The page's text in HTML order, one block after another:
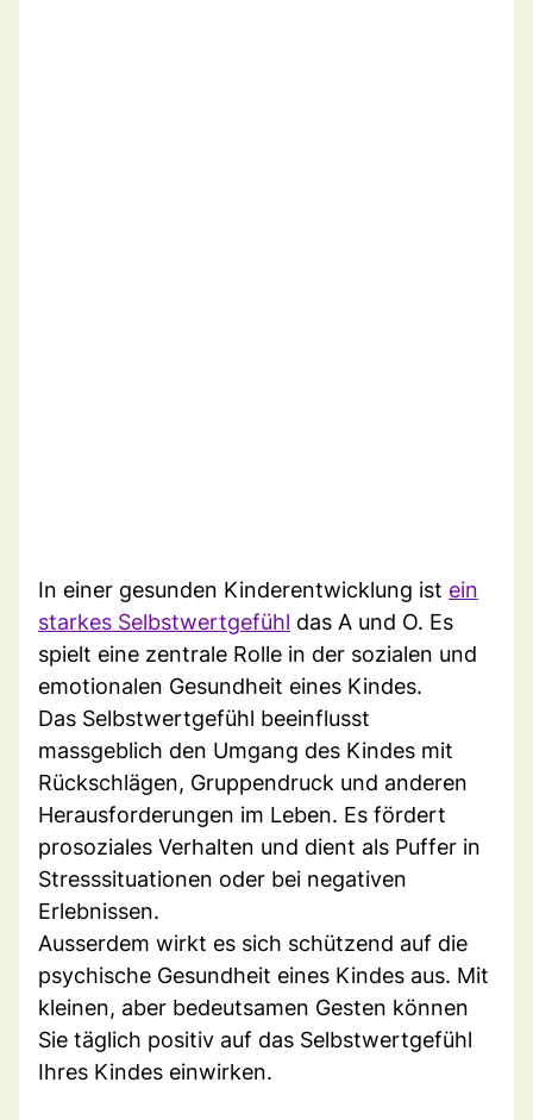
In einer gesunden Kinderentwicklung ist ein
starkes Selbstwertgefühl das A und O. Es
spielt eine zentrale Rolle in der sozialen und
emotionalen Gesundheit eines Kindes.
Das Selbstwertgefühl beeinflusst
massgeblich den Umgang des Kindes mit
Rückschlägen, Gruppendruck und anderen
Herausforderungen im Leben. Es fördert
prosoziales Verhalten und dient als Puffer in
Stresssituationen oder bei negativen
Erlebnissen.
Ausserdem wirkt es sich schützend auf die
psychische Gesundheit eines Kindes aus. Mit
kleinen, aber bedeutsamen Gesten können
Sie täglich positiv auf das Selbstwertgefühl
Ihres Kindes einwirken.